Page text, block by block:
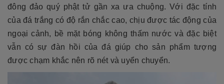
đông đảo quý phật tử gần xa ưa chuộng. Với đặc tính
của đá trắng có độ rắn chắc cao, chịu được tác động của
ngoại cảnh, bề mặt bóng không thấm nước và đặc biệt
vẫn có sự đàn hồi của đá giúp cho sản phẩm tượng
được chạm khắc nên rõ nét và uyển chuyển.